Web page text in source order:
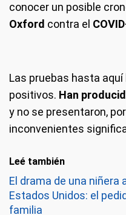
conocer un posible
Oxford contra el
Las pruebas hasta
positivos. Han
y no se presentaron,
inconvenientes
Leé también
El drama de una niñera
Estados Unidos: el
familia